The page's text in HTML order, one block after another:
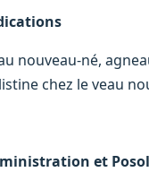
nouveau-né,
chez le veau
et